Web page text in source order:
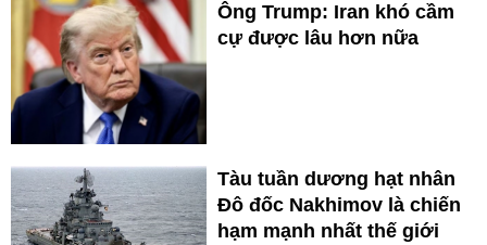
Ông Trump: Iran khó cầm
cự được lâu hơn nữa
Tàu tuần dương hạt nhân
Đô đốc Nakhimov là chiến
hạm mạnh nhất thế giới